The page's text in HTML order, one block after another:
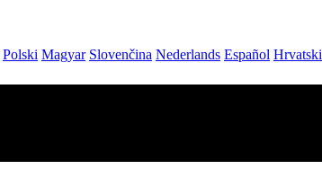
Polski Magyar Slovenčina Nederlands Español Hrvatski